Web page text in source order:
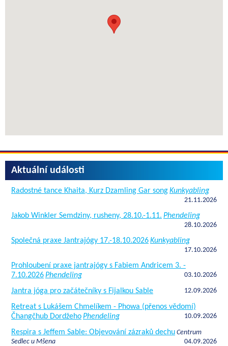
Aktuální události
Radostné tance Khaita, Kurz Dzamling Gar songKunkyabling
21.11.2026
Jakob Winkler Semdziny, rusheny, 28.10.-1.11. Phendeling
28.10.2026
Společná praxe Jantrajógy 17.-18.10.2026Kunkyabling
17.10.2026
Prohloubení praxe jantrajógy s Fabiem Andricem 3. -
7.10.2026Phendeling 03.10.2026
Jantra jóga pro začátečníky s Fijalkou Sable 12.09.2026
Retreat s Lukášem Chmelíkem - Phowa (přenos vědomí)
Čhangčhub DordžehoPhendeling 10.09.2026
Respira s Jeffem Sable: Objevování zázraků dechu Centrum
Sedlec u Mšena
04.09.2026